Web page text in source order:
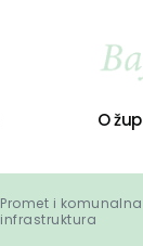
O
Promet i komunalna
infrastruktura